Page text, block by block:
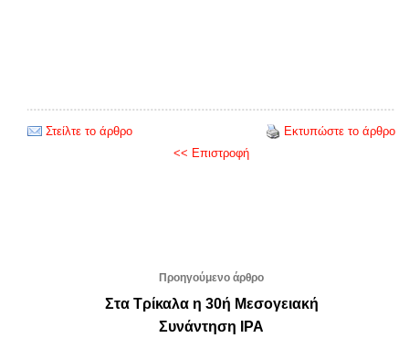
Στείλτε το άρθρο
Εκτυπώστε το άρθρο
<< Επιστροφή
Προηγούμενο άρθρο
Στα Τρίκαλα η 30ή Μεσογειακή
Συνάντηση ΙΡΑ